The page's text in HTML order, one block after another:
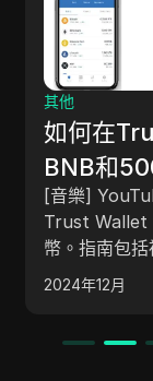
其他
即刻免費
2N加密
【音樂】本
美元的 BNB
何索取、挖
品活動的指
使用代碼啟
2024年12月